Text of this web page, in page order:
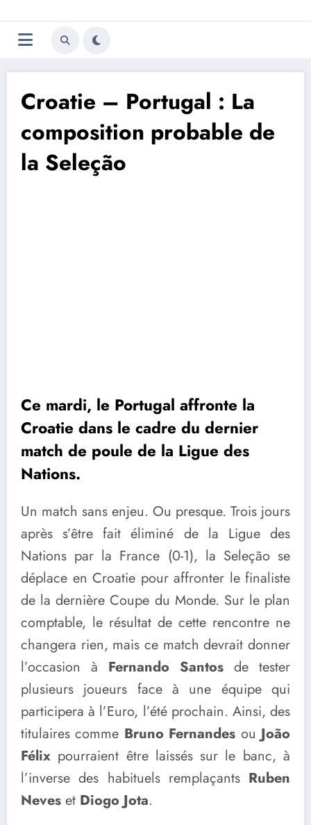
au
contenu
Trivela
L'actualité du football
Croatie – Portugal : La
composition probable de
la Seleção
Ce mardi, le Portugal affronte la
Croatie dans le cadre du dernier
match de poule de la Ligue des
Nations.
Un match sans enjeu. Ou presque. Trois jours
après s’être fait éliminé de la Ligue des
Nations par la France (0-1), la Seleção se
déplace en Croatie pour affronter le finaliste
de la dernière Coupe du Monde. Sur le plan
comptable, le résultat de cette rencontre ne
changera rien, mais ce match devrait donner
l’occasion à Fernando Santos de tester
plusieurs joueurs face à une équipe qui
participera à l’Euro, l’été prochain. Ainsi, des
titulaires comme Bruno Fernandes ouJoão
Félix pourraient être laissés sur le banc, à
l’inverse des habituels remplaçants Ruben
Neves et Diogo Jota.